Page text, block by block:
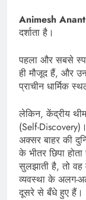
Animesh
दर्शाता है।
पहला और सबसे
ही मौजूद हैं, और
प्राचीन धार्मिक
लेकिन, केंद्रीय
(Self-
अक्सर बाहर की
के भीतर छिपा
सुलझाती है, तो वह
व्यवस्था के अलग-
दूसरे से बँधे हुए हैं।